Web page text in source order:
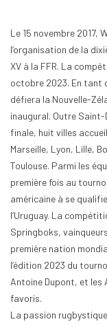
Le 15 novembre 2017,
l’organisation de la
XV à la FFR. La
octobre 2023. En tant
défiera la Nouvelle-
inaugural. Outre
finale, huit villes
Marseille, Lyon, Lille,
Toulouse. Parmi les
première fois au
américaine à se
l’Uruguay. La
Springboks,
première nation
l’édition 2023 du
Antoine Dupont, et les
favoris.
La passion